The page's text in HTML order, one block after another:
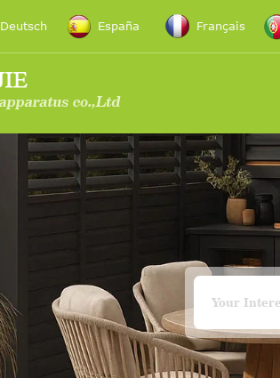
Deutsch España Français